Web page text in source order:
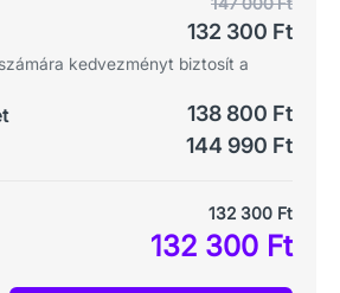
132 300 Ft
kedvezményt biztosít a
138 800 Ft
144 990 Ft
132 300 Ft
132 300 Ft